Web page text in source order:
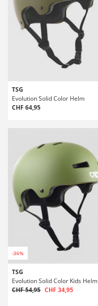
TSG
Evolution Solid Color Helm
CHF 64,95
-36%
TSG
Evolution Solid Color Kids Helm
CHF 54,95 CHF 34,95